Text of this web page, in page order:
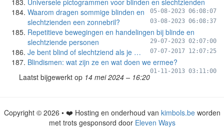
Universele pictogrammen voor blinden en slechtzienden
05-08-2023 06:08:07
Waarom dragen sommige blinden en
slechtzienden een zonnebril?
03-08-2023 06:08:37
Repetitieve bewegingen en handelingen bij blinde en
slechtziende personen
29-07-2023 02:07:00
Je bent blind of slechtziend als je … 07-07-2017 12:07:25
Blindismen: wat zijn ze en wat doen we ermee?
01-11-2013 03:11:00
Laatst bijgewerkt op 14 mei 2024 – 16:20
Copyright © 2026 • ❤️ Hosting en onderhoud van kimbols.beworden
met trots gesponsord door Eleven Ways